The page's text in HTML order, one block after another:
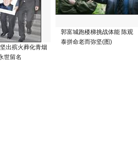
出殡火葬化青烟
世留名
郭富城跑楼梯挑战体能 陈观
泰拼命老而弥坚(图)